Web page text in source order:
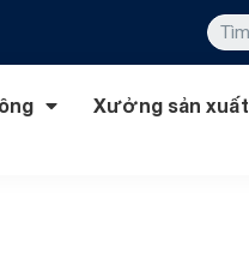
Xưởng sản xuất